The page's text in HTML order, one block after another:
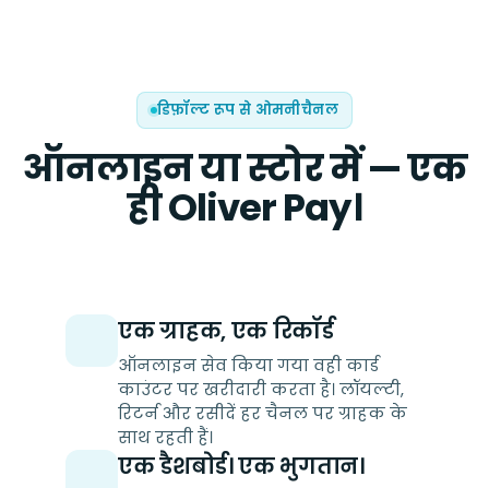
डिफ़ॉल्ट रूप से ओमनीचैनल
ऑनलाइन या स्टोर में — एक
ही Oliver Pay।
एक ग्राहक, एक रिकॉर्ड
ऑनलाइन सेव किया गया वही कार्ड
काउंटर पर खरीदारी करता है। लॉयल्टी,
रिटर्न और रसीदें हर चैनल पर ग्राहक के
साथ रहती हैं।
एक डैशबोर्ड। एक भुगतान।